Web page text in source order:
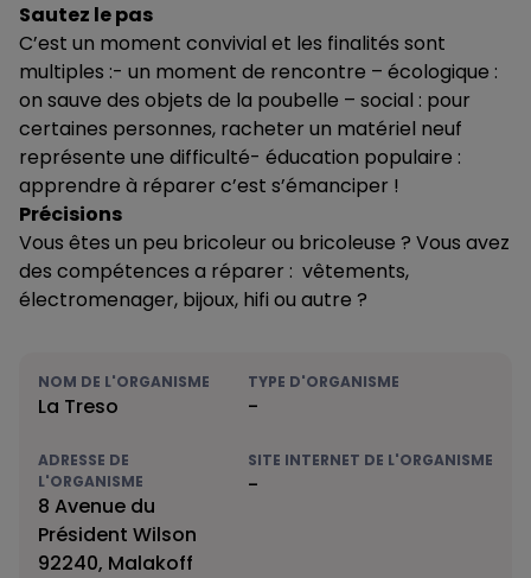
Sautez le pas
C’est un moment convivial et les finalités sont
multiples :- un moment de rencontre – écologique :
on sauve des objets de la poubelle – social : pour
certaines personnes, racheter un matériel neuf
représente une difficulté- éducation populaire :
apprendre à réparer c’est s’émanciper !
Précisions
Vous êtes un peu bricoleur ou bricoleuse ? Vous avez
des compétences a réparer : vêtements,
électromenager, bijoux, hifi ou autre ?
NOM DE L'ORGANISME
La Treso
TYPE D'ORGANISME
-
ADRESSE DE
L'ORGANISME
8 Avenue du
Président Wilson
92240, Malakoff
SITE INTERNET DE L'ORGANISME
-